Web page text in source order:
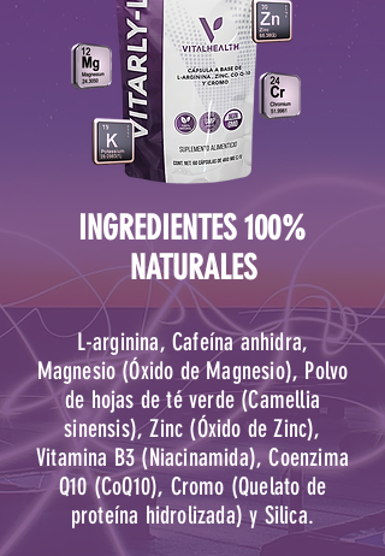
INGREDIENTES 100%
NATURALES
L-arginina, Cafeína anhidra,
Magnesio (Óxido de Magnesio), Polvo
de hojas de té verde (Camellia
sinensis), Zinc (Óxido de Zinc),
Vitamina B3 (Niacinamida), Coenzima
Q10 (CoQ10), Cromo (Quelato de
proteína hidrolizada) y Silica.